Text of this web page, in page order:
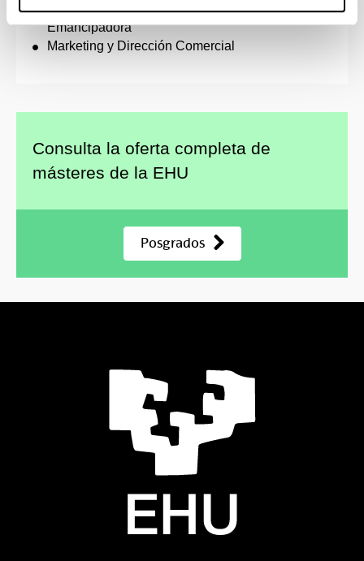
Cooperación Internacional y Educación
Emancipadora
Marketing y Dirección Comercial
Consulta la oferta completa de
másteres de la EHU
Posgrados